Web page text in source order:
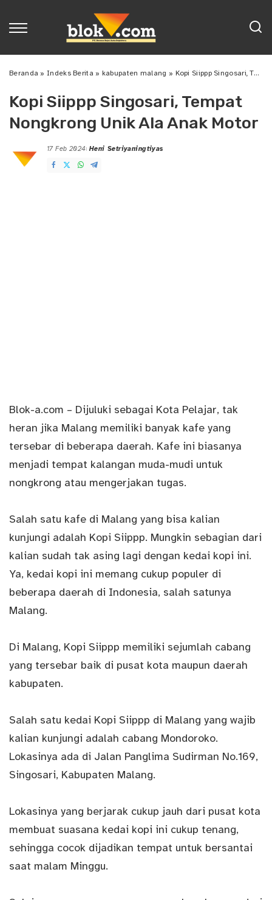
Beranda »Indeks Berita » kabupaten malang » Kopi Siippp Singosari, Tempat Nongkrong Unik Ala Anak Motor
Kopi Siippp Singosari, Tempat
Nongkrong Unik Ala Anak Motor
17 Feb 2024
Posted
by
Heni Setriyaningtiyas
Blok-a.com – Dijuluki sebagai Kota Pelajar, tak
heran jika Malang memiliki banyak kafe yang
tersebar di beberapa daerah. Kafe ini biasanya
menjadi tempat kalangan muda-mudi untuk
nongkrong atau mengerjakan tugas.
Salah satu kafe di Malang yang bisa kalian
kunjungi adalah Kopi Siippp. Mungkin sebagian dari
kalian sudah tak asing lagi dengan kedai kopi ini.
Ya, kedai kopi ini memang cukup populer di
beberapa daerah di Indonesia, salah satunya
Malang.
Di Malang, Kopi Siippp memiliki sejumlah cabang
yang tersebar baik di pusat kota maupun daerah
kabupaten.
Salah satu kedai Kopi Siippp di Malang yang wajib
kalian kunjungi adalah cabang Mondoroko.
Lokasinya ada di Jalan Panglima Sudirman No.169,
Singosari, Kabupaten Malang.
Lokasinya yang berjarak cukup jauh dari pusat kota
membuat suasana kedai kopi ini cukup tenang,
sehingga cocok dijadikan tempat untuk bersantai
saat malam Minggu.